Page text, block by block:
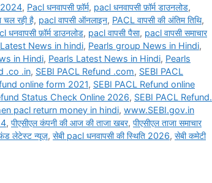
2024, Pacl धनवापसी फ़ॉर्म, pacl धनवापसी फ़ॉर्म डाउनलोड,
चल रही है, pacl वापसी ऑनलाइन, PACL वापसी की अंतिम तिथि,
फ़ॉर्म डाउनलोड, pacl वापसी पैसा, pacl वापसी समाचार
News in hindi, Pearls group News in Hindi,
in Hindi, Pearls Latest News in Hindi, Pearls
.co .in, SEBI PACL Refund .com, SEBI PACL
online form 2021, SEBI PACL Refund online
Status Check Online 2026, SEBI PACL Refund.
pacl return money in hindi, www.SEBI.gov.in
, पीएसीएल कंपनी की आज की ताजा खबर, पीएसीएल ताजा समाचार
लेटेस्ट न्यूज़, सेबी pacl धनवापसी की स्थिति 2026, सेबी कमेटी